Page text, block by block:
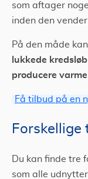
som aftager
inden den
På den måde
lukkede
producere varme
Få tilbud på en
Forskellige
Du kan finde tre
som alle